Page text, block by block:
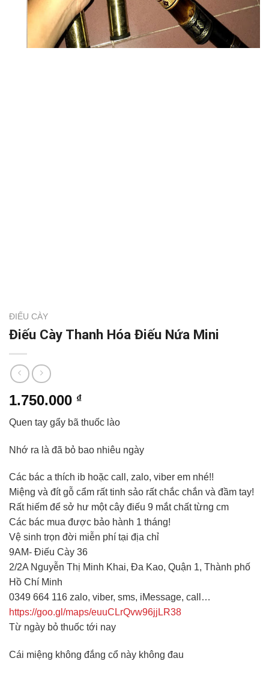
ĐIẾU CÀY
Điếu Cày Thanh Hóa Điếu Nứa Mini
1.750.000 ₫
Quen tay gẩy bã thuốc lào
Nhớ ra là đã bỏ bao nhiêu ngày
Các bác a thích ib hoặc call, zalo, viber em nhé!!
Miệng và đít gỗ cẩm rất tinh sảo rất chắc chắn và đầm tay!
Rất hiếm để sở hư một cây điếu 9 mắt chất từng cm
Các bác mua được bảo hành 1 tháng!
Vệ sinh trọn đời miễn phí tại địa chỉ
9AM- Điếu Cày 36
2/2A Nguyễn Thị Minh Khai, Đa Kao, Quận 1, Thành phố
Hồ Chí Minh
0349 664 116 zalo, viber, sms, iMessage, call…
https://goo.gl/maps/euuCLrQvw96jjLR38
Từ ngày bỏ thuốc tới nay
Cái miệng không đắng cổ này không đau